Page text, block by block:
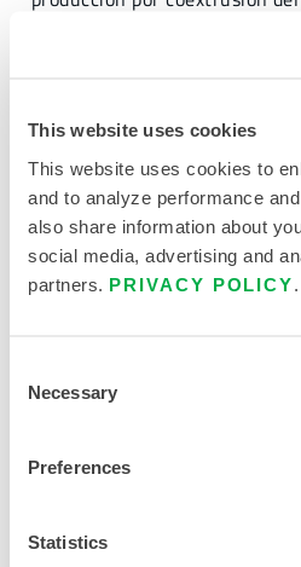
This website uses cookies
This website uses cookies to
and to analyze performance
also share information about
social media, advertising and
partners. PRIVACY POLICY
Selection
Necessary
Preferences
Statistics
resultado un acabado suave,
se asemeja más a un tejido y
productos químicos. Barrera
infecciosos: supera las cuatro
biológico EN 14126 en las
superado las pruebas de
agentes de guerra química
adecuado para aplicaciones